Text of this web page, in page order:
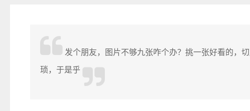
发个朋友，图片不够九张咋个办？挑一张好看的，
琐，于是乎